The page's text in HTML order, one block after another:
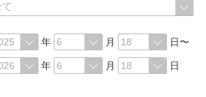
年 月
日〜
年
月 日